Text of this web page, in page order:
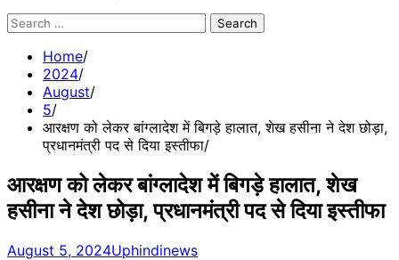
Search
Home
2024
August
5
आरक्षण को लेकर बांग्लादेश में बिगड़े हालात, शेख हसीना ने देश छोड़ा,
प्रधानमंत्री पद से दिया इस्तीफा
आरक्षण को लेकर बांग्लादेश में बिगड़े हालात, शेख
हसीना ने देश छोड़ा, प्रधानमंत्री पद से दिया इस्तीफा
August 5, 2024Uphindinews